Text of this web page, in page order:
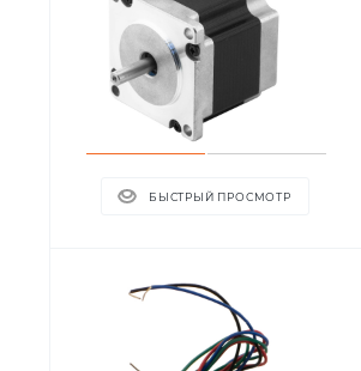
БЫСТРЫЙ ПРОСМОТР